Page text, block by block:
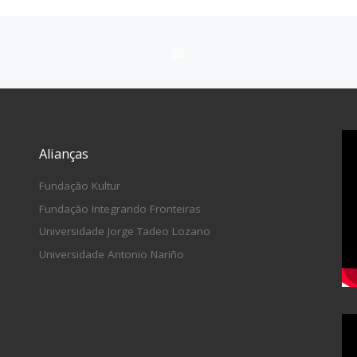
Alianças
Fundação Kultur
Fundação Integrando Fronteiras
Universidade Jorge Tadeo Lozano
Universidade Antonio Nariño